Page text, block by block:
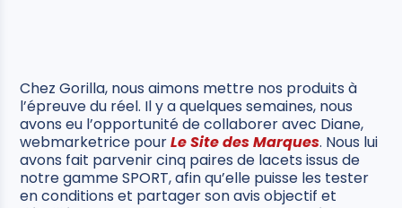
Chez Gorilla, nous aimons mettre nos produits à
l’épreuve du réel. Il y a quelques semaines, nous
avons eu l’opportunité de collaborer avec Diane,
webmarketrice pourLe Site des Marques. Nous lui
avons fait parvenir cinq paires de lacets issus de
notre gamme SPORT, afin qu’elle puisse les tester
en conditions et partager son avis objectif et